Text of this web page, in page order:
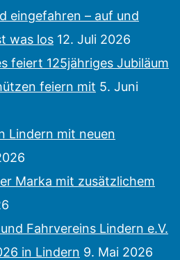
eingefahren – auf und
was los 12. Juli 2026
feiert 125jähriges Jubiläum
feiern mit 5. Juni
Lindern mit neuen
Marka mit zusätzlichem
Fahrvereins Lindern e.V.
in Lindern 9. Mai 2026